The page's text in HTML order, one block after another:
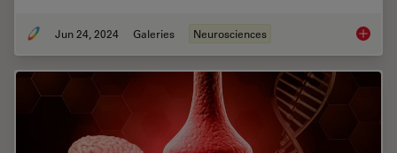
Jun 24, 2024 Galeries Neurosciences How